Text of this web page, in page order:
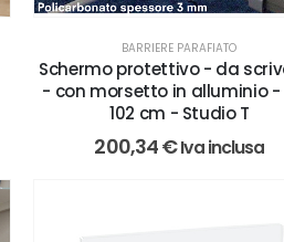
BARRIERE PARAFIATO
Schermo protettivo - da
- con morsetto in alluminio -
102 cm - Studio T
200,34€Iva inclusa